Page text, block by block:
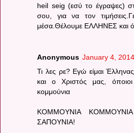
heil seig (εσύ το έγραψες)
σου, για να τον
μέσα.Θέλουμε ΕΛΛΗΝΕΣ και
Anonymous January 4,
Τι λες ρε? Εγώ είμαι
και ο Χριστός μας,
κομμούνια
ΚΟΜΜΟΥΝΙΑ
ΣΑΠΟΥΝΙΑ!